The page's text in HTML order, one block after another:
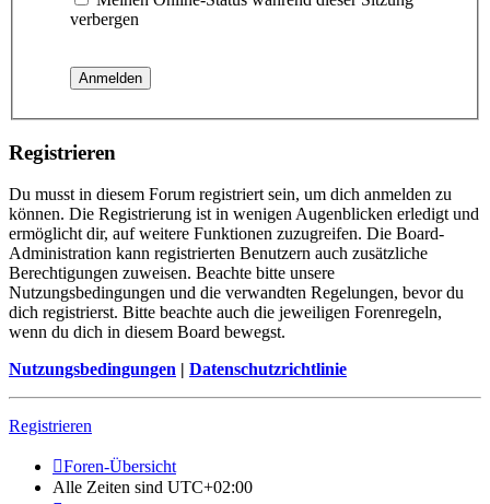
verbergen
Registrieren
Du musst in diesem Forum registriert sein, um dich anmelden zu
können. Die Registrierung ist in wenigen Augenblicken erledigt und
ermöglicht dir, auf weitere Funktionen zuzugreifen. Die Board-
Administration kann registrierten Benutzern auch zusätzliche
Berechtigungen zuweisen. Beachte bitte unsere
Nutzungsbedingungen und die verwandten Regelungen, bevor du
dich registrierst. Bitte beachte auch die jeweiligen Forenregeln,
wenn du dich in diesem Board bewegst.
Nutzungsbedingungen | Datenschutzrichtlinie
Registrieren
Foren-Übersicht
Alle Zeiten sind UTC+02:00